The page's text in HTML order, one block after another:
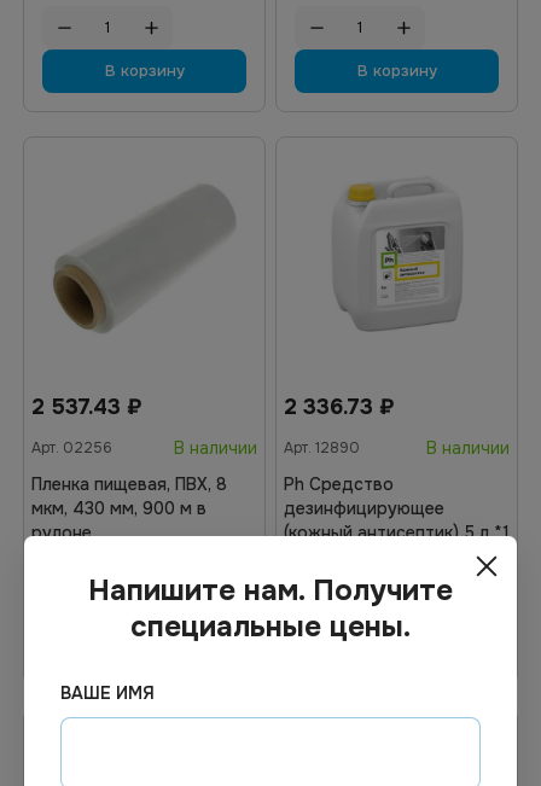
В корзину В корзину
2 537.43 ₽
Арт. 02256
В наличии
Пленка пищевая, ПВХ, 8
мкм, 430 мм, 900 м в
рулоне
В корзину
2 336.73 ₽
Арт. 12890
В наличии
Ph Средство
дезинфицирующее
(кожный антисептик) 5 л *1
В корзину
Напишите нам. Получите
специальные цены.
ВАШЕ ИМЯ